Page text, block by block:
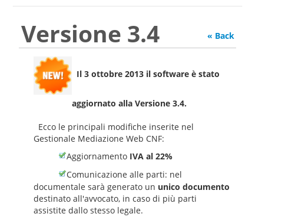
« Back
Versione 3.4
Il 3 ottobre 2013 il software è stato
aggiornato alla Versione 3.4.
Ecco le principali modifiche inserite nel
Gestionale Mediazione Web CNF:
Aggiornamento IVA al 22%
Comunicazione alle parti: nel
documentale sarà generato un unico documento
destinato all'avvocato, in caso di più parti
assistite dallo stesso legale.